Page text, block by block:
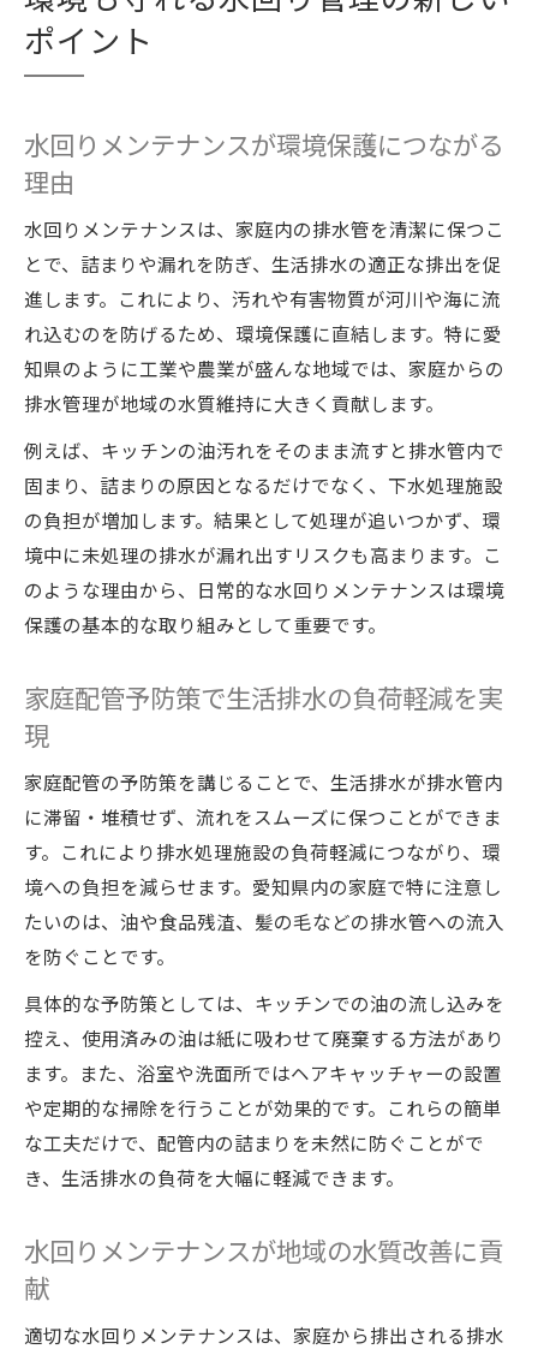
ポイント
水回りメンテナンスが環境保護につながる
理由
水回りメンテナンスは、家庭内の排水管を清潔に保つこ
とで、詰まりや漏れを防ぎ、生活排水の適正な排出を促
進します。これにより、汚れや有害物質が河川や海に流
れ込むのを防げるため、環境保護に直結します。特に愛
知県のように工業や農業が盛んな地域では、家庭からの
排水管理が地域の水質維持に大きく貢献します。
例えば、キッチンの油汚れをそのまま流すと排水管内で
固まり、詰まりの原因となるだけでなく、下水処理施設
の負担が増加します。結果として処理が追いつかず、環
境中に未処理の排水が漏れ出すリスクも高まります。こ
のような理由から、日常的な水回りメンテナンスは環境
保護の基本的な取り組みとして重要です。
家庭配管予防策で生活排水の負荷軽減を実
現
家庭配管の予防策を講じることで、生活排水が排水管内
に滞留・堆積せず、流れをスムーズに保つことができま
す。これにより排水処理施設の負荷軽減につながり、環
境への負担を減らせます。愛知県内の家庭で特に注意し
たいのは、油や食品残渣、髪の毛などの排水管への流入
を防ぐことです。
具体的な予防策としては、キッチンでの油の流し込みを
控え、使用済みの油は紙に吸わせて廃棄する方法があり
ます。また、浴室や洗面所ではヘアキャッチャーの設置
や定期的な掃除を行うことが効果的です。これらの簡単
な工夫だけで、配管内の詰まりを未然に防ぐことがで
き、生活排水の負荷を大幅に軽減できます。
水回りメンテナンスが地域の水質改善に貢
献
適切な水回りメンテナンスは、家庭から排出される排水